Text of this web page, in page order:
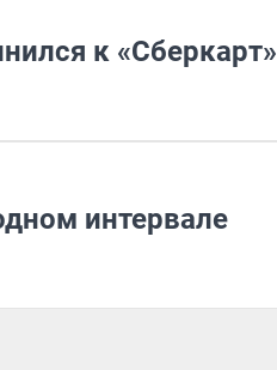
к «Сберкарт»
интервале